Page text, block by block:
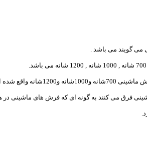
گویند می باشد .
واقع شده است.
فرق می کنند به گونه ای که فرش های ماشینی در